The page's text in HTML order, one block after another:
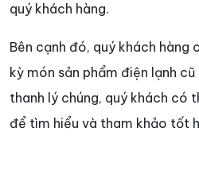
quý khách hàng.
Bên cạnh đó, quý khách hàng
kỳ món sản phẩm điện lạnh
thanh lý chúng, quý khách có
để tìm hiểu và tham khảo tốt